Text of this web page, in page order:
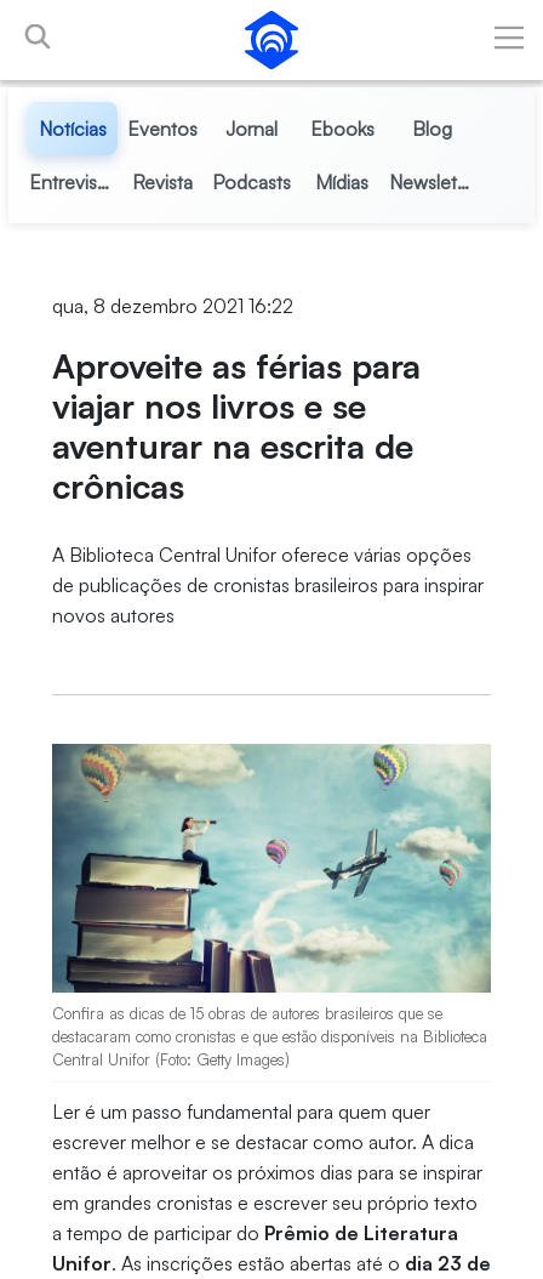
Pular para o Conteúdo principal
Notícias Eventos Jornal Ebooks Blog
Entrevistas Revista Podcasts Mídias Newsletter
qua, 8 dezembro 2021 16:22
Aproveite as férias para
viajar nos livros e se
aventurar na escrita de
crônicas
A Biblioteca Central Unifor oferece várias opções
de publicações de cronistas brasileiros para inspirar
novos autores
Confira as dicas de 15 obras de autores brasileiros que se
destacaram como cronistas e que estão disponíveis na Biblioteca
Central Unifor (Foto: Getty Images)
Ler é um passo fundamental para quem quer
escrever melhor e se destacar como autor. A dica
então é aproveitar os próximos dias para se inspirar
em grandes cronistas e escrever seu próprio texto
a tempo de participar do Prêmio de Literatura
Unifor. As inscrições estão abertas até o dia 23 de